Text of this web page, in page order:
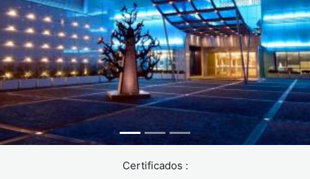
diferencia significativa para preservar la salud capilar.
Alimentación: tu mejor aliada
El cabello está formado principalmente por proteínas
(queratina). Una dieta desequilibrada lo debilita antes que
cualquier otro factor. Para fortalecer el pelo desde dentro:
Proteínas: huevos, legumbres, carnes magras y frutos
secos aportan los aminoácidos esenciales.
Presente en carnes rojas, espinacas y lentejas. Su
Certificados :